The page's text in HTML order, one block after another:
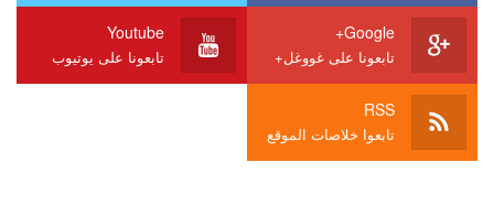
Google+
تابعونا على غووغل+
Youtube
تابعونا على يوتيوب
RSS
تابعوا خلاصات الموقع